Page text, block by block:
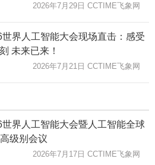
2026年7月29日 CCTIME飞象网
世界人工智能大会现场直击：感受
未来已来！
2026年7月21日 CCTIME飞象网
世界人工智能大会暨人工智能全球
级别会议
2026年7月17日 CCTIME飞象网